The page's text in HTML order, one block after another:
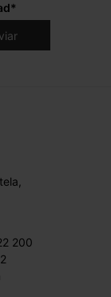
*
200